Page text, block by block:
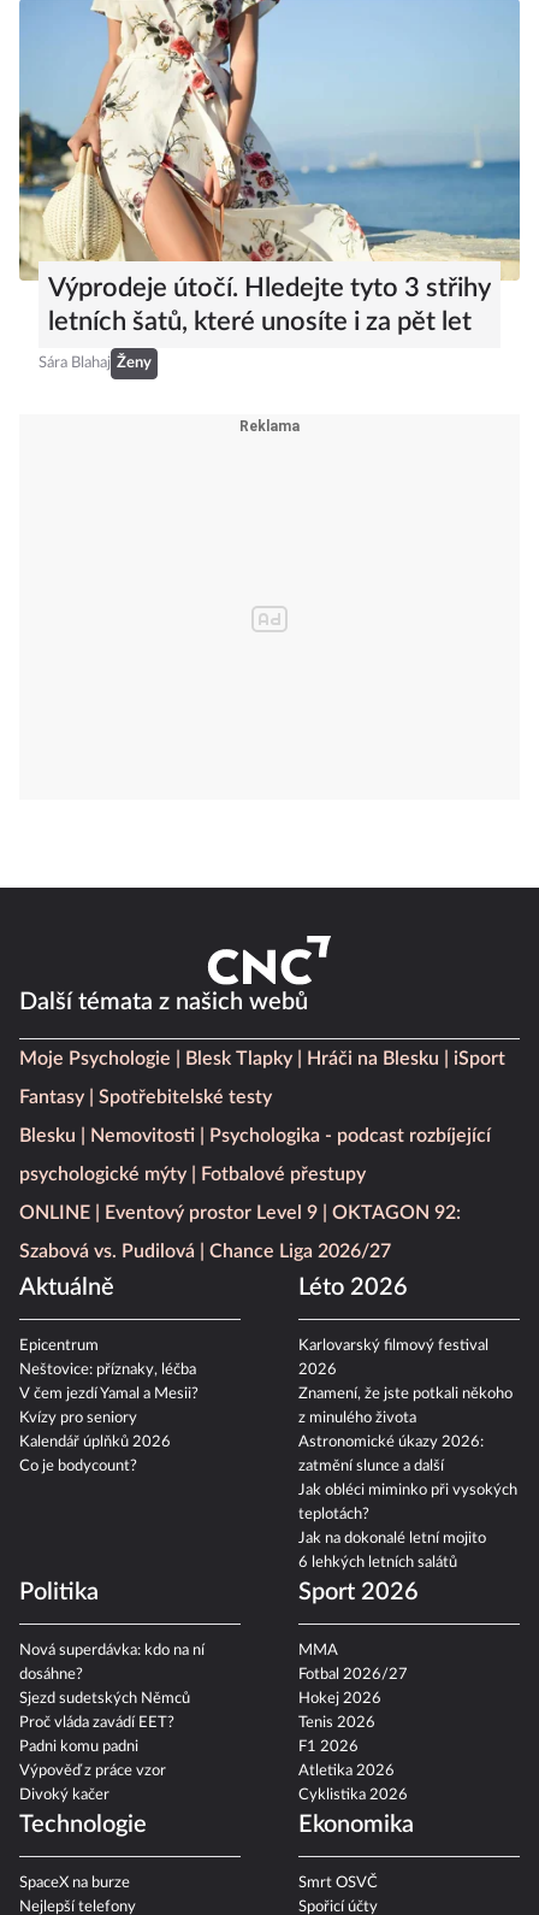
Výprodeje útočí. Hledejte tyto 3 střihy
letních šatů, které unosíte i za pět let
Sára Blahaj Ženy
Další témata z našich webů
Moje Psychologie Blesk Tlapky Hráči na Blesku
iSport
Fantasy
Spotřebitelské testy
Blesku
Nemovitosti
Psychologika - podcast rozbíjející
psychologické mýty
Fotbalové přestupy
ONLINE
Eventový prostor Level 9
OKTAGON 92:
Szabová vs. Pudilová
Chance Liga 2026/27
Aktuálně
Epicentrum
Neštovice: příznaky, léčba
V čem jezdí Yamal a Mesii?
Kvízy pro seniory
Kalendář úplňků 2026
Co je bodycount?
Léto 2026
Karlovarský filmový festival
2026
Znamení, že jste potkali někoho
z minulého života
Astronomické úkazy 2026:
zatmění slunce a další
Jak obléci miminko při vysokých
teplotách?
Jak na dokonalé letní mojito
6 lehkých letních salátů
Politika
Nová superdávka: kdo na ní
dosáhne?
Sjezd sudetských Němců
Proč vláda zavádí EET?
Padni komu padni
Výpověď z práce vzor
Divoký kačer
Sport 2026
MMA
Fotbal 2026/27
Hokej 2026
Tenis 2026
F1 2026
Atletika 2026
Cyklistika 2026
Technologie
SpaceX na burze
Nejlepší telefony
Ekonomika
Smrt OSVČ
Spořicí účty